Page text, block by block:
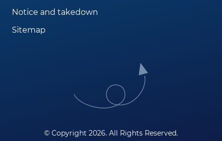
Notice and takedown
Sitemap
© Copyright 2026. All Rights Reserved.